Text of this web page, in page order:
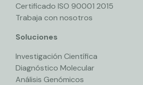
Certificado ISO 90001 2015
Trabaja con nosotros
Soluciones
Investigación Científica
Diagnóstico Molecular
Análisis Genómicos